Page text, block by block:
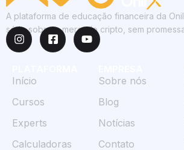
A plataforma de educação financeira da
sério sobre o mercado cripto, sem
Início
Cursos
Experts
Calculadoras
Sobre nós
Blog
Notícias
Contato